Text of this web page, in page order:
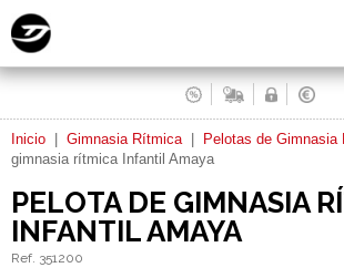
Inicio Gimnasia Rítmica| Pelotas de Gimnasia
gimnasia rítmica Infantil Amaya
PELOTA DE GIMNASIA
INFANTIL AMAYA
Ref. 351200